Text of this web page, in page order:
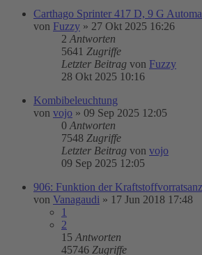
Carthago Sprinter 417 D, 9 G
von Fuzzy » 27 Okt 2025 16:26
2 Antworten
5641 Zugriffe
Letzter Beitrag von Fuzzy
28 Okt 2025 10:16
Kombibeleuchtung
von vojo » 09 Sep 2025 12:05
0 Antworten
7548 Zugriffe
Letzter Beitrag von vojo
09 Sep 2025 12:05
906: Funktion der
von Vanagaudi » 17 Jun 2018 17:48
1
2
15 Antworten
45746 Zugriffe